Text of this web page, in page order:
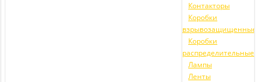
Контакторы
Коробки
взрывозащищенные
Коробки
распределительные
Лампы
Ленты